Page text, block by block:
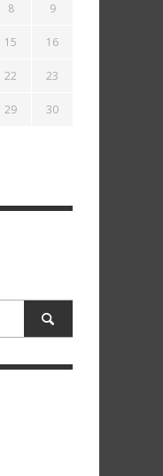
8 9
15 16
22 23
29 30